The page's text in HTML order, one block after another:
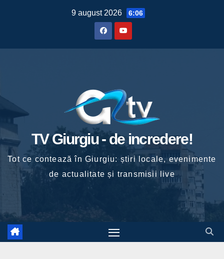
9 august 2026 6:06
TV Giurgiu - de incredere!
Tot ce contează în Giurgiu: știri locale, evenimente
de actualitate și transmisii live